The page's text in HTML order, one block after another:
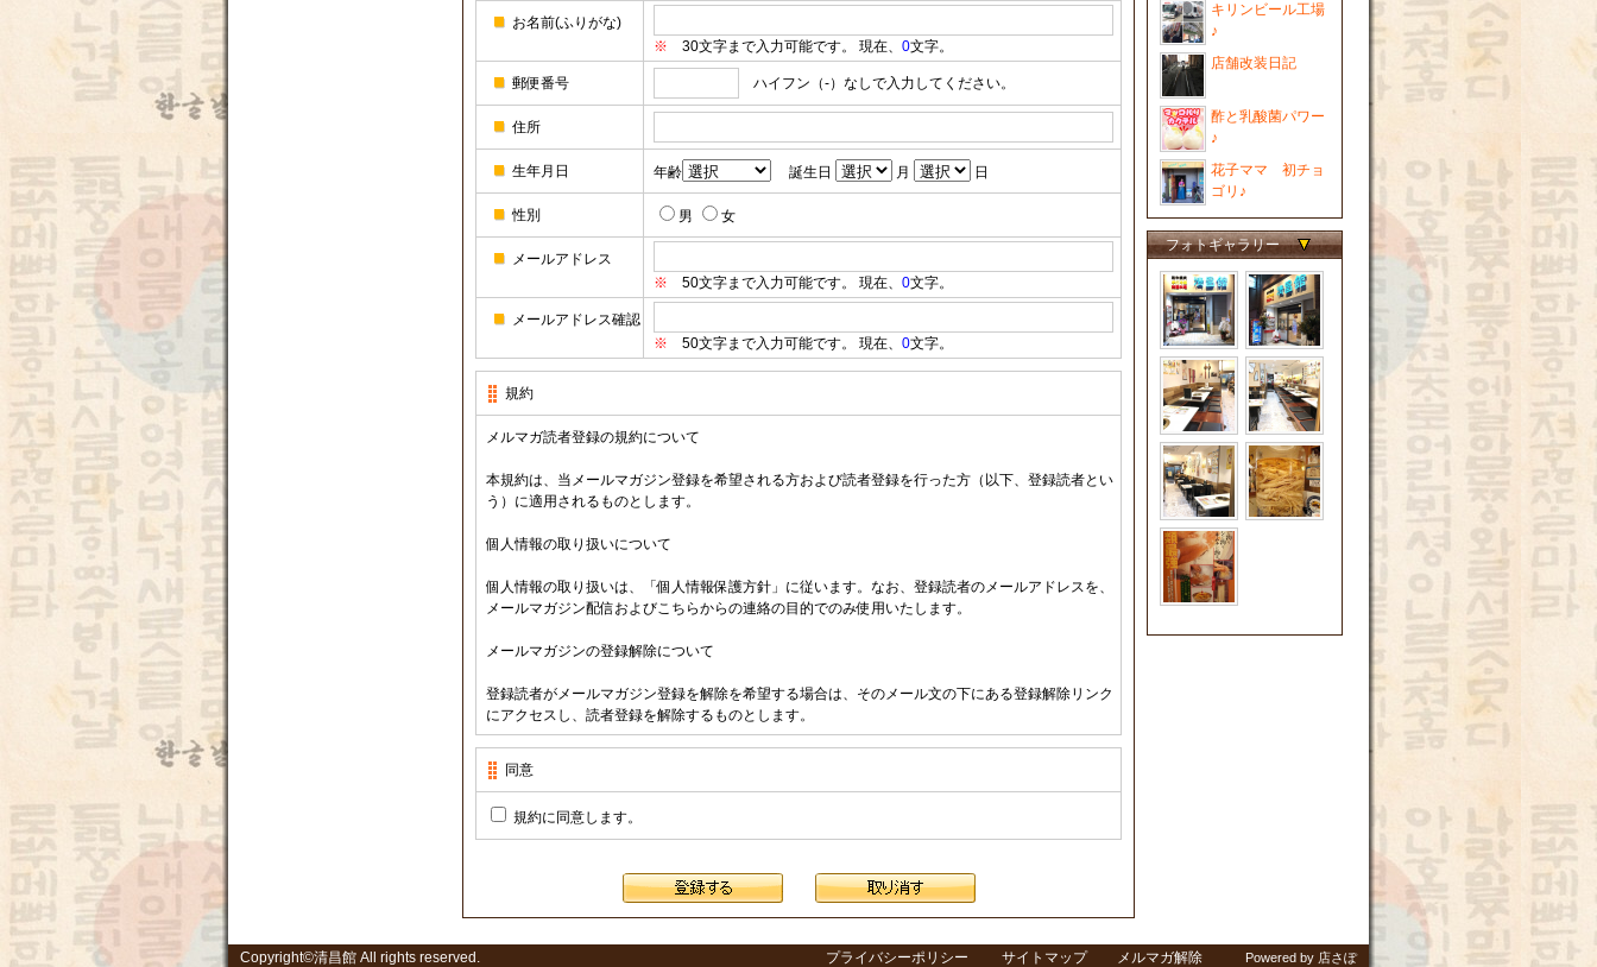
お名前(ふりがな)
※ 30文字まで入力可能です。 現在、 0文字。
郵便番号 ハイフン（-）なしで入力してください。
住所
生年月日 年齢 誕生日 月 日
性別 男 女
メールアドレス
※ 50文字まで入力可能です。 現在、 0文字。
メールアドレス確認
※ 50文字まで入力可能です。 現在、 0文字。
規約
メルマガ読者登録の規約について
本規約は、当メールマガジン登録を希望される方および読者登録を行った方（以下、登録読者とい
う）に適用されるものとします。
個人情報の取り扱いについて
個人情報の取り扱いは、「個人情報保護方針」に従います。なお、登録読者のメールアドレスを、
メールマガジン配信およびこちらからの連絡の目的でのみ使用いたします。
メールマガジンの登録解除について
登録読者がメールマガジン登録を解除を希望する場合は、そのメール文の下にある登録解除リンク
にアクセスし、読者登録を解除するものとします。
当管理者による読者登録解除について
メールアドレスに誤りがある、メールアドレスの使用が廃止されている、メールボックスが容量が
登録読者側のメールサーバの受信拒否または受信障害等により、メールマガジン配信に著しい障害
同意
規約に同意します。
キリンビール工場
♪
店舗改装日記
酢と乳酸菌パワー
♪
花子ママ 初チョ
ゴリ♪
フォトギャラリー
Copyright©清昌館 All rights reserved. プライバシーポリシー サイトマップ メルマガ解除 Powered by 店さぽ